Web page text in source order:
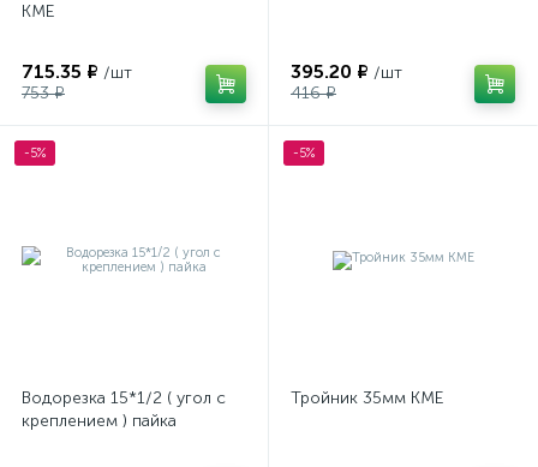
КМЕ
715.35 ₽ /шт
753 ₽
395.20 ₽ /шт
416 ₽
-5%
Водорезка 15*1/2 ( угол с
креплением ) пайка
-5%
Тройник 35мм КМЕ